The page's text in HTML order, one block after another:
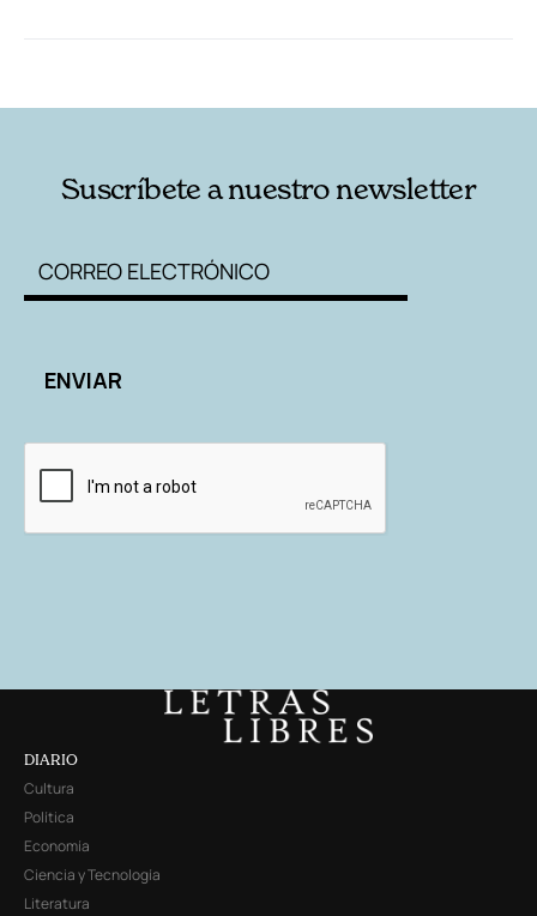
Suscríbete a nuestro newsletter
DIARIO
Cultura
Política
Economía
Ciencia y Tecnología
Literatura